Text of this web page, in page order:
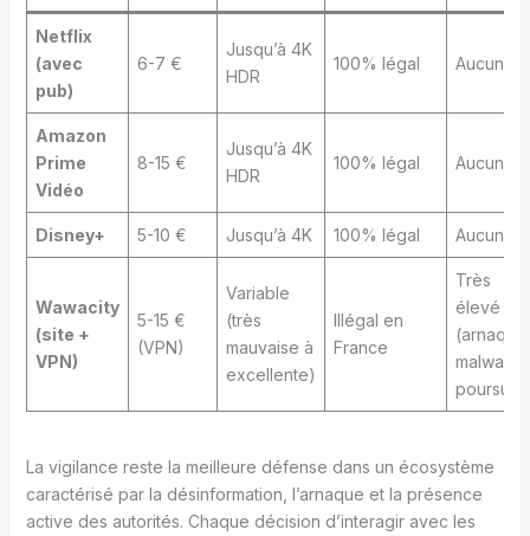
Netflix
(avec
pub)
6-7 €
Jusqu’à 4K
HDR
100% légal Aucun
Amazon
Prime
Vidéo
8-15 €
Jusqu’à 4K
HDR
100% légal Aucun
Disney+ 5-10 € Jusqu’à 4K 100% légal Aucun
Wawacity
(site +
VPN)
5-15 €
(VPN)
Variable
(très
mauvaise à
excellente)
Illégal en
France
Très
élevé
(arnaque,
malware,
La vigilance reste la meilleure défense dans un écosystème
caractérisé par la désinformation, l’arnaque et la présence
active des autorités. Chaque décision d’interagir avec les